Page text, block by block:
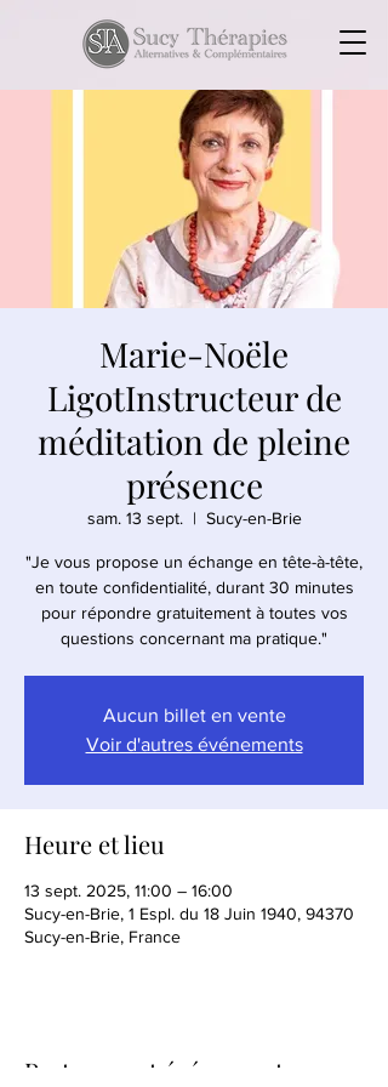
Marie-Noële
LigotInstructeur de
méditation de pleine
présence
sam. 13 sept.
  |
Sucy-en-Brie
"Je vous propose un échange en tête-à-tête,
en toute confidentialité, durant 30 minutes
pour répondre gratuitement à toutes vos
questions concernant ma pratique."
Aucun billet en vente
Voir d'autres événements
Heure et lieu
13 sept. 2025, 11:00 – 16:00
Sucy-en-Brie, 1 Espl. du 18 Juin 1940, 94370
Sucy-en-Brie, France
Partager cet événement